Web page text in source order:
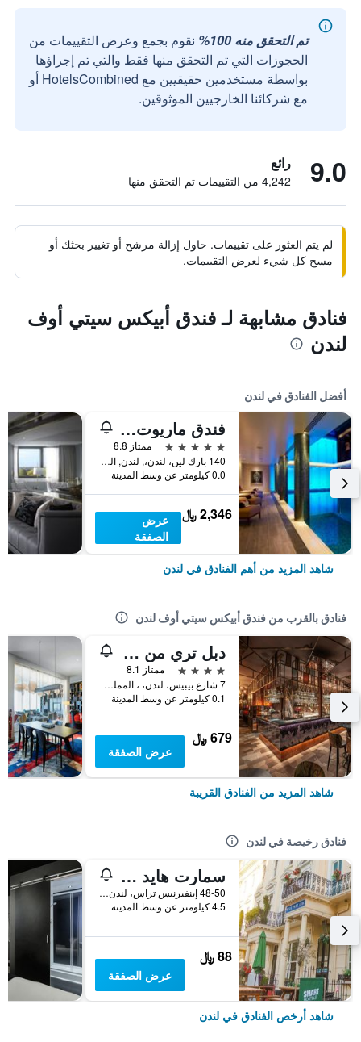
تم التحقق منه 100%
نقوم بجمع وعرض التقييمات من
الحجوزات التي تم التحقق منها فقط والتي تم إجراؤها
بواسطة مستخدمين حقيقيين مع HotelsCombined أو
مع شركائنا الخارجيين الموثوقين.
9.0 رائع
4,242 من التقييمات تم التحقق منها
لم يتم العثور على تقييمات. حاول إزالة مرشح أو تغيير بحثك أو
مسح كل شيء لعرض التقييمات.
فنادق مشابهة لـ فندق أبيكس سيتي أوف
لندن
أفضل الفنادق في لندن
فندق ماريوت لندن بارك لاين
5 نجوم
ممتاز 8.8
140 بارك لين، لندن،, لندن, المملكة المتحدة
0.0 كيلومتر عن وسط المدينة
2,346 ﷼
عرض
الصفقة
شاهد المزيد من أهم الفنادق في لندن
فنادق بالقرب من فندق أبيكس سيتي أوف لندن
دبل تري من فندق هيلتون لندن - برج لندن
4 نجوم
ممتاز 8.1
7 شارع بيبيس، لندن، ، المملكة المتحدة, لندن, المملكة المتحدة
0.1 كيلومتر عن وسط المدينة
679 ﷼
عرض الصفقة
شاهد المزيد من الفنادق القريبة
فنادق رخيصة في لندن
سمارت هايد بارك إن هوستل
48-50 إينفيرنيس تراس، لندن ، المملكة المتحدة, لندن, المملكة المتحدة
4.5 كيلومتر عن وسط المدينة
88 ﷼
عرض الصفقة
شاهد أرخص الفنادق في لندن